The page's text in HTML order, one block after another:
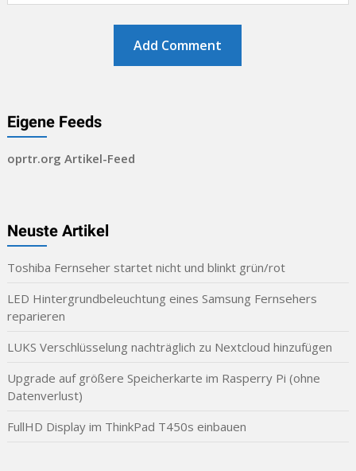
Eigene Feeds
oprtr.org Artikel-Feed
Neuste Artikel
Toshiba Fernseher startet nicht und blinkt grün/rot
LED Hintergrundbeleuchtung eines Samsung Fernsehers
reparieren
LUKS Verschlüsselung nachträglich zu Nextcloud hinzufügen
Upgrade auf größere Speicherkarte im Rasperry Pi (ohne
Datenverlust)
FullHD Display im ThinkPad T450s einbauen